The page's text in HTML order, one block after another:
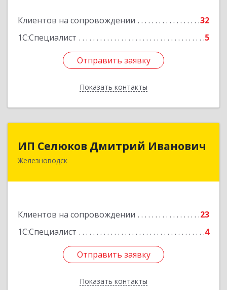
Клиентов на сопровождении
32
1С:Специалист
5
Отправить заявку
Показать контакты
Отправить заявку
Назад
ИП Селюков Дмитрий Иванович
Железноводск
Клиентов на сопровождении
23
1С:Специалист
4
Отправить заявку
Показать контакты
ИП Селюков Дмитрий Иванович
357400, Ставропольский край, Железноводск г,
Отправить заявку
Назад